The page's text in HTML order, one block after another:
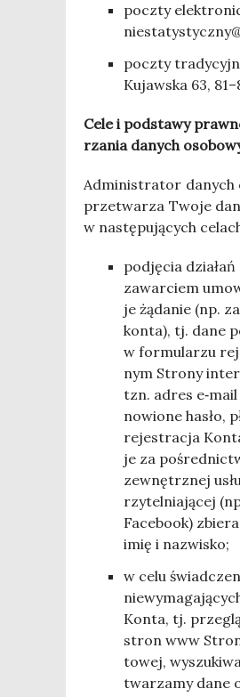
pocz­ty
pocz­ty
Kujaw­ska 63,
Cele i pod­sta­wy
rza­nia danych
Admi­ni­stra­tor danych
prze­twa­rza Two­je
w nastę­pu­ją­cych
pod­ję­cia
zawar­ciem
je żąda­nie (np.
kon­ta), tj. dane
w for­mu­la­rzu
nym Stro­ny
tzn. adres
no­wio­ne hasło,
reje­stra­cja
je za
zewnętrz­nej
rzy­tel­nia­ją­cej
Face­bo­ok)
imię i nazwisko;
w celu
Kon­ta, tj.
stron www
to­wej,
twa­rza­my dane